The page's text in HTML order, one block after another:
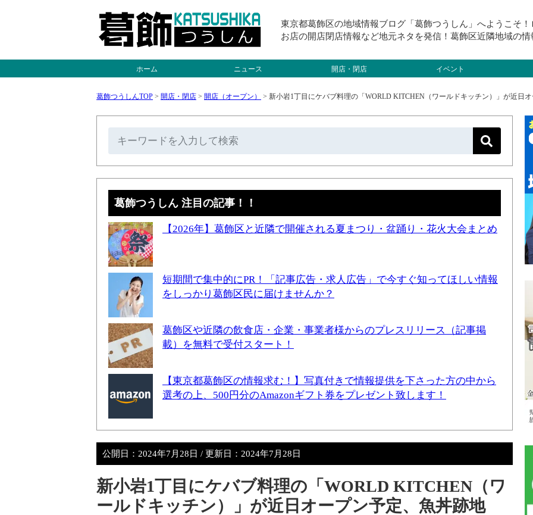
東京都葛飾区の地域情報ブログ「葛飾つうしん」へようこそ
お店の開店閉店情報など地元ネタを発信！葛飾区近隣地域の情
ホーム ニュース 開店・閉店 イベント
葛飾つうしんTOP > 開店・閉店 > 開店（オープン） > 新小岩1丁目にケバブ料理の「WORLD KITCHEN（ワールドキッチン）」が近日
葛飾つうしん 注目の記事！！
【2026年】葛飾区と近隣で開催される夏まつり・盆踊り・花火大会まとめ
短期間で集中的にPR！「記事広告・求人広告」で今すぐ知ってほしい情報
をしっかり葛飾区民に届けませんか？
葛飾区や近隣の飲食店・企業・事業者様からのプレスリリース（記事掲
載）を無料で受付スタート！
【東京都葛飾区の情報求む！】写真付きで情報提供を下さった方の中から
選考の上、500円分のAmazonギフト券をプレゼント致します！
公開日： 2024年7月28日 / 更新日： 2024年7月28日
新小岩1丁目にケバブ料理の「WORLD KITCHEN（ワ
ールドキッチン）」が近日オープン予定、魚丼跡地